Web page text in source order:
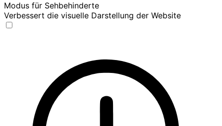
Modus für Sehbehinderte
Verbessert die visuelle Darstellung der Website